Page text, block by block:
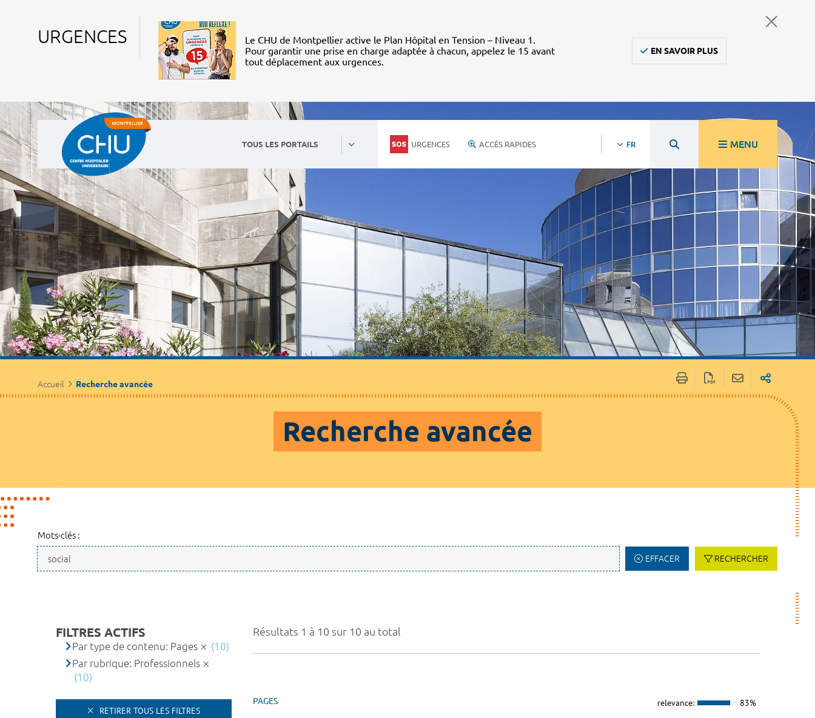
URGENCES
Le CHU de Montpellier active le Plan Hôpital en Tension – Niveau 1.
Pour garantir une prise en charge adaptée à chacun, appelez le 15 avant
tout déplacement aux urgences.
EN SAVOIR PLUS
TOUS LES PORTAILS URGENCES ACCÈS RAPIDES FR MENU
Accueil Recherche avancée
Recherche avancée
Mots-clés :
EFFACER RECHERCHER
Résultats 1 à 10 sur 10 au total
PAGES relevance: 83%
FILTRES ACTIFS
Par type de contenu: Pages
(10)
Par rubrique: Professionnels
(10)
RETIRER TOUS LES FILTRES